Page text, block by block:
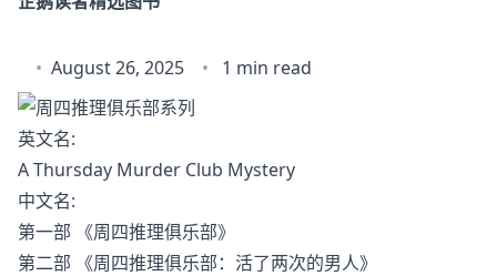
August 26, 2025 1 min read
英文名:
A Thursday Murder Club Mystery
中文名:
第一部 《周四推理俱乐部》
第二部 《周四推理俱乐部：活了两次的男人》